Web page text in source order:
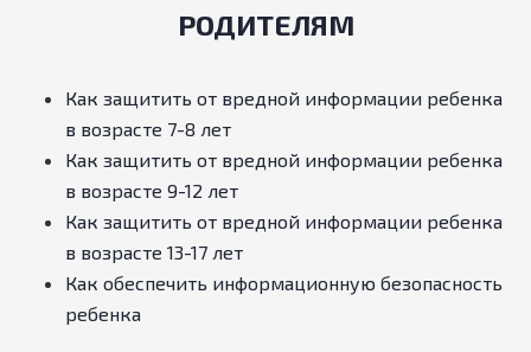
РОДИТЕЛЯМ
Как защитить от вредной информации ребенка
в возрасте 7-8 лет
Как защитить от вредной информации ребенка
в возрасте 9-12 лет
Как защитить от вредной информации ребенка
в возрасте 13-17 лет
Как обеспечить информационную безопасность
ребенка